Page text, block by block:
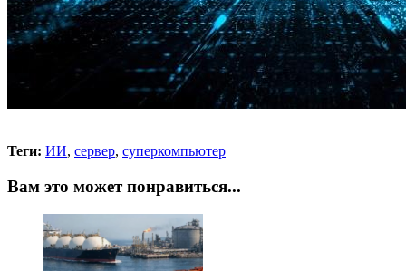
Теги: ИИ, сервер, суперкомпьютер
Вам это может понравиться...